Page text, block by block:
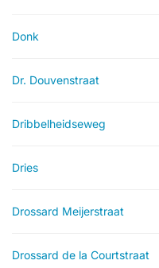
Donk
Dr. Douvenstraat
Dribbelheidseweg
Dries
Drossard Meijerstraat
Drossard de la Courtstraat